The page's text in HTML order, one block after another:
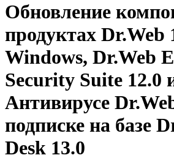
Обновление
продуктах Dr.Web
Windows, Dr.Web
Security Suite 12.0
Антивирусе
подписке на базе
Desk 13.0